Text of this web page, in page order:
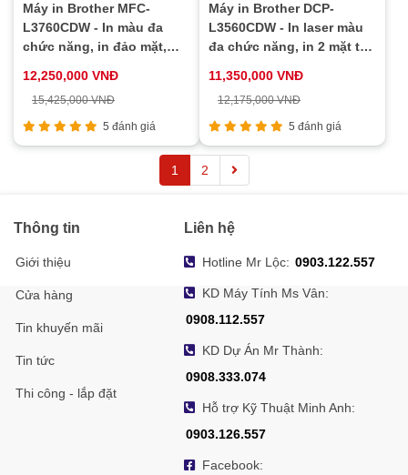
Máy in Brother MFC-
L3760CDW - In màu đa
chức năng, in đảo mặt,
WiFi
12,250,000 VNĐ
15,425,000 VNĐ
5 đánh giá
Máy in Brother DCP-
L3560CDW - In laser màu
đa chức năng, in 2 mặt tự
WiFi
11,350,000 VNĐ
12,175,000 VNĐ
5 đánh giá
1 2
Thông tin
Giới thiệu
Cửa hàng
Tin khuyến mãi
Tin tức
Thi công - lắp đặt
Liên hệ
Hotline Mr Lộc: 0903.122.557
KD Máy Tính Ms Vân:
0908.112.557
KD Dự Án Mr Thành:
0908.333.074
Hỗ trợ Kỹ Thuật Minh Anh:
0903.126.557
Facebook: